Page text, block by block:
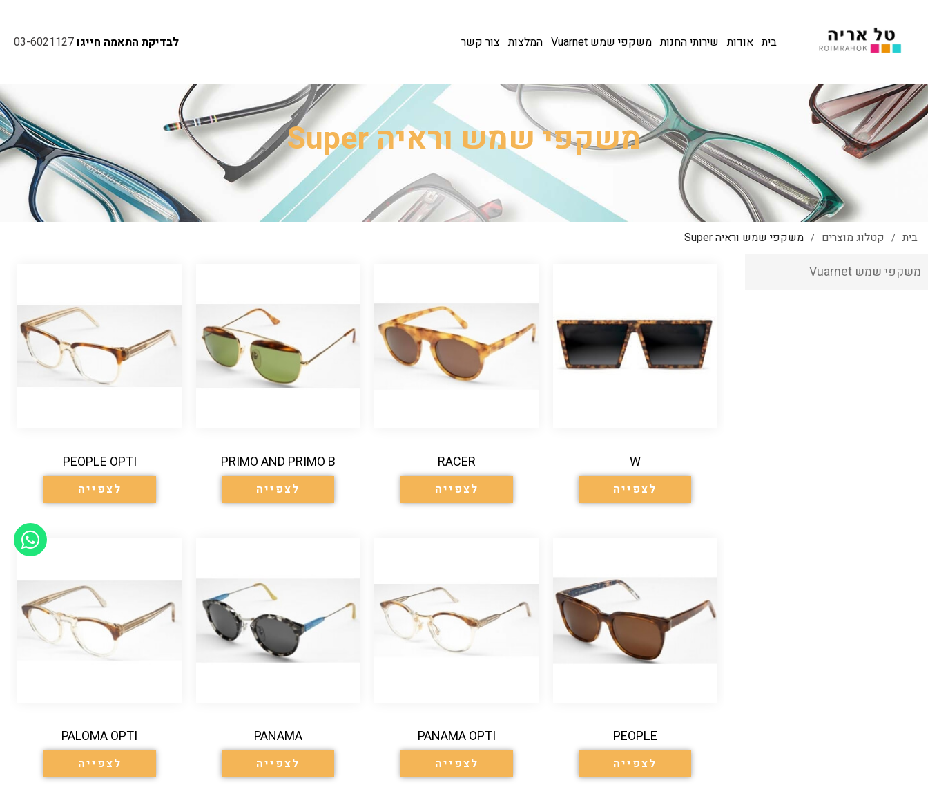
בית אודות שירותי החנות משקפי שמש Vuarnet המלצות צור קשר לבדיקת התאמה חייגו03-6021127
משקפי שמש וראיה Super
בית / קטלוג מוצרים / משקפי שמש וראיה Super
משקפי שמש Vuarnet
W
לצפייה
RACER
לצפייה
PRIMO AND PRIMO B
לצפייה
PEOPLE OPTI
לצפייה
PEOPLE
לצפייה
PANAMA OPTI
לצפייה
PANAMA
לצפייה
PALOMA OPTI
לצפייה